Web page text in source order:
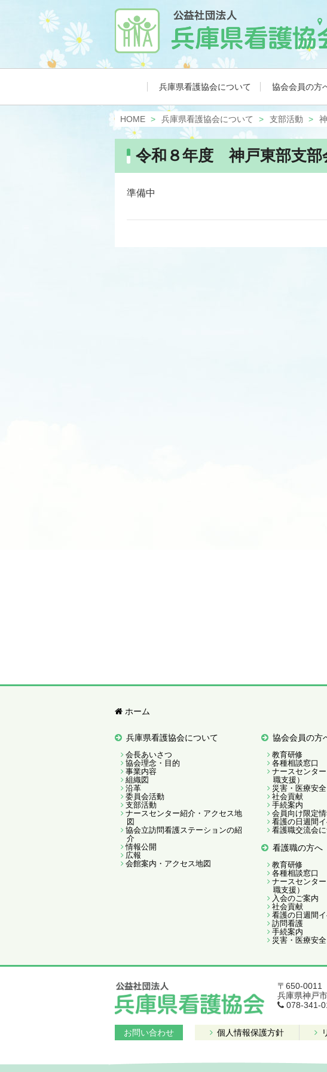
兵庫県看護協会について 協会会員の方
HOME 兵庫県看護協会について 支部活動
令和８年度 神戸東部支部
準備中
ホーム
兵庫県看護協会について
会長あいさつ
協会理念・目的
事業内容
組織図
沿革
委員会活動
支部活動
ナースセンター紹介・アクセス地
図
協会立訪問看護ステーションの紹
介
情報公開
広報
会館案内・アクセス地図
協会会員の方
教育研修
各種相談窓口
ナースセンタ
職支援）
災害・医療安
社会貢献
手続案内
会員向け限定
看護の日週間
看護職交流会
看護職の方へ
教育研修
各種相談窓口
ナースセンタ
職支援）
入会のご案内
社会貢献
看護の日週間
訪問看護
手続案内
災害・医療安
〒650-0011
兵庫県神戸
078-341-
お問い合わせ 個人情報保護方針